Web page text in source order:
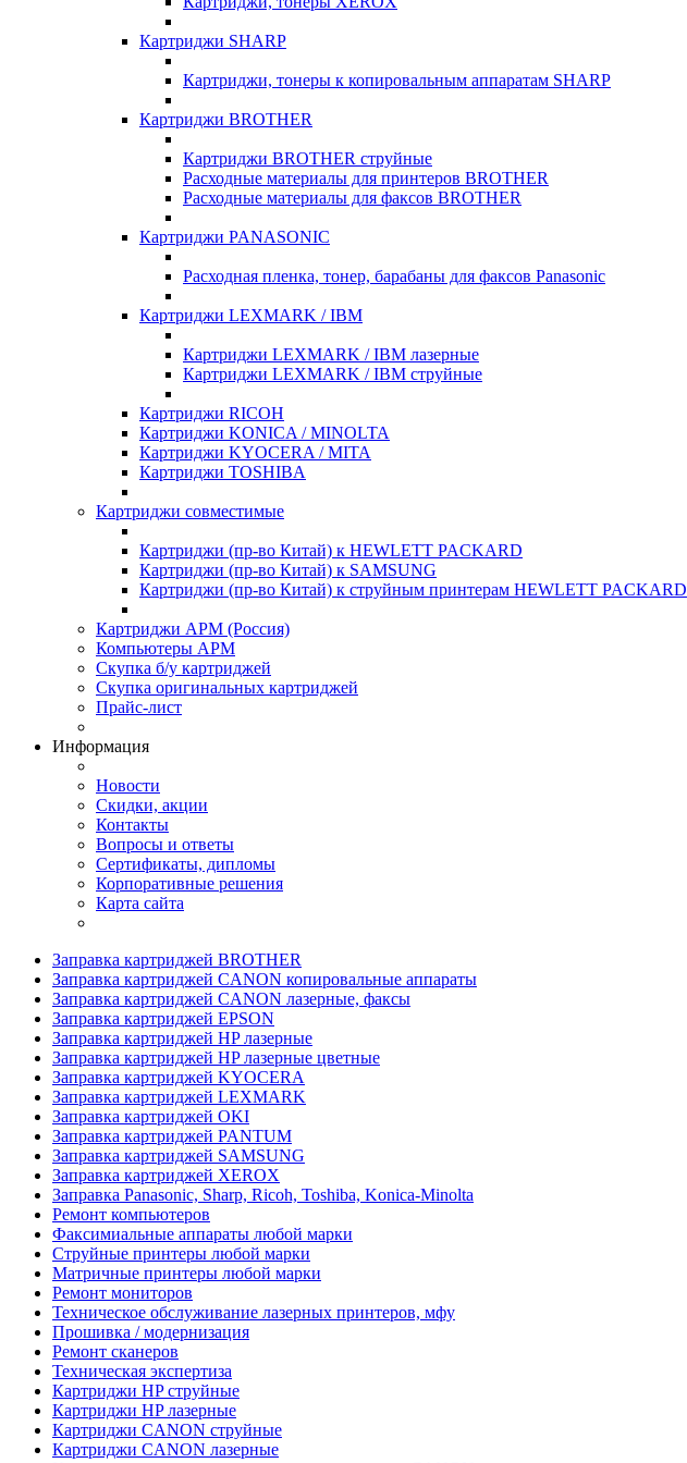
Картриджи SHARP
Картриджи, тонеры к копировальным аппаратам SHARP
Картриджи BROTHER
Картриджи BROTHER струйные
Расходные материалы для принтеров BROTHER
Расходные материалы для факсов BROTHER
Картриджи PANASONIC
Расходная пленка, тонер, барабаны для факсов Panasonic
Картриджи LEXMARK / IBM
Картриджи LEXMARK / IBM лазерные
Картриджи LEXMARK / IBM струйные
Картриджи RICOH
Картриджи KONICA / MINOLTA
Картриджи KYOCERA / MITA
Картриджи TOSHIBA
Картриджи совместимые
Картриджи (пр-во Китай) к HEWLETT PACKARD
Картриджи (пр-во Китай) к SAMSUNG
Картриджи (пр-во Китай) к струйным принтерам HEWLETT PACKARD
Картриджи АРМ (Россия)
Компьютеры АРМ
Скупка б/у картриджей
Скупка оригинальных картриджей
Прайс-лист
Информация
Новости
Скидки, акции
Контакты
Вопросы и ответы
Сертификаты, дипломы
Корпоративные решения
Карта сайта
Заправка картриджей BROTHER
Заправка картриджей CANON копировальные аппараты
Заправка картриджей CANON лазерные, факсы
Заправка картриджей EPSON
Заправка картриджей HP лазерные
Заправка картриджей HP лазерные цветные
Заправка картриджей KYOCERA
Заправка картриджей LEXMARK
Заправка картриджей OKI
Заправка картриджей PANTUM
Заправка картриджей SAMSUNG
Заправка картриджей XEROX
Заправка Panasonic, Sharp, Ricoh, Toshiba, Konica-Minolta
Ремонт компьютеров
Факсимиальные аппараты любой марки
Струйные принтеры любой марки
Матричные принтеры любой марки
Ремонт мониторов
Техническое обслуживание лазерных принтеров, мфу
Прошивка / модернизация
Ремонт сканеров
Техническая экспертиза
Картриджи HP струйные
Картриджи HP лазерные
Картриджи CANON струйные
Картриджи CANON лазерные